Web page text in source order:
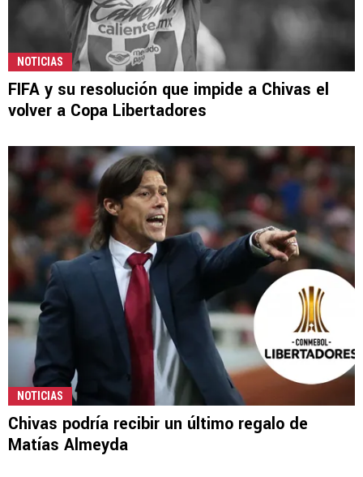
NOTICIAS
FIFA y su resolución que impide a Chivas el
volver a Copa Libertadores
NOTICIAS
Chivas podría recibir un último regalo de
Matías Almeyda